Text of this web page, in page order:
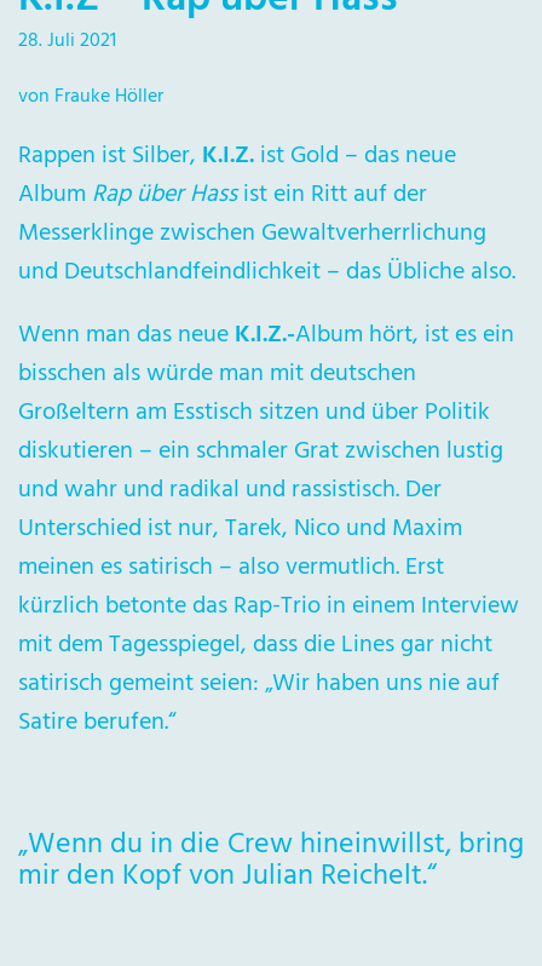
28. Juli 2021
von Frauke Höller
Rappen ist Silber, K.I.Z.ist Gold – das neue
Album Rap über Hassist ein Ritt auf der
Messerklinge zwischen Gewaltverherrlichung
und Deutschlandfeindlichkeit – das Übliche also.
Wenn man das neueK.I.Z.-Album hört, ist es ein
bisschen als würde man mit deutschen
Großeltern am Esstisch sitzen und über Politik
diskutieren – ein schmaler Grat zwischen lustig
und wahr und radikal und rassistisch. Der
Unterschied ist nur, Tarek, Nico und Maxim
meinen es satirisch – also vermutlich. Erst
kürzlich betonte das Rap-Trio in einem Interview
mit dem Tagesspiegel, dass die Lines gar nicht
satirisch gemeint seien: „Wir haben uns nie auf
Satire berufen.“
„Wenn du in die Crew hineinwillst, bring
mir den Kopf von Julian Reichelt.“